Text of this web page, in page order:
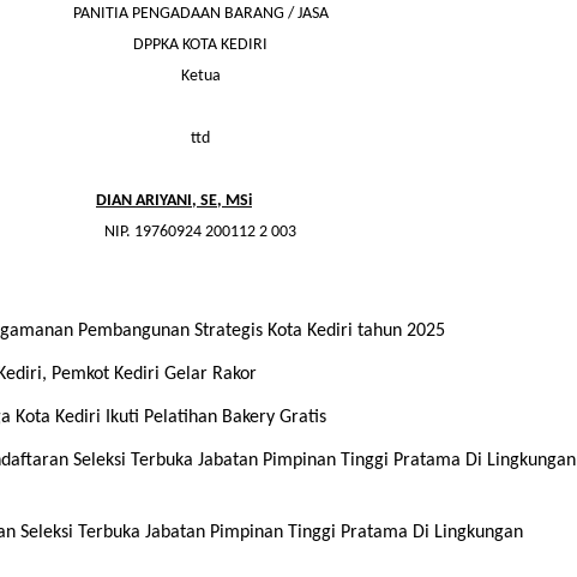
PANITIA PENGADAAN BARANG / JASA
DPPKA KOTA KEDIRI
Ketua
ttd
DIAN ARIYANI, SE, MSi
NIP. 19760924 200112 2 003
Pembangunan Strategis Kota Kediri tahun 2025
Pemkot Kediri Gelar Rakor
Kota Kediri Ikuti Pelatihan Bakery Gratis
Seleksi Terbuka Jabatan Pimpinan Tinggi Pratama Di Lingkungan
Seleksi Terbuka Jabatan Pimpinan Tinggi Pratama Di Lingkungan